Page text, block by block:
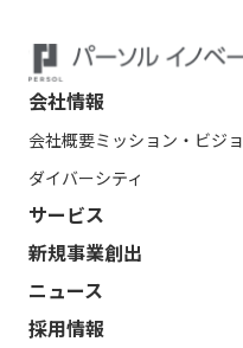
会社情報
会社概要ミッション・ビジ
ダイバーシティ
サービス
新規事業創出
ニュース
採用情報